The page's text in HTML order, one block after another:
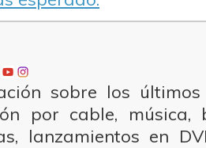
sobre los
por cable, música,
lanzamientos en